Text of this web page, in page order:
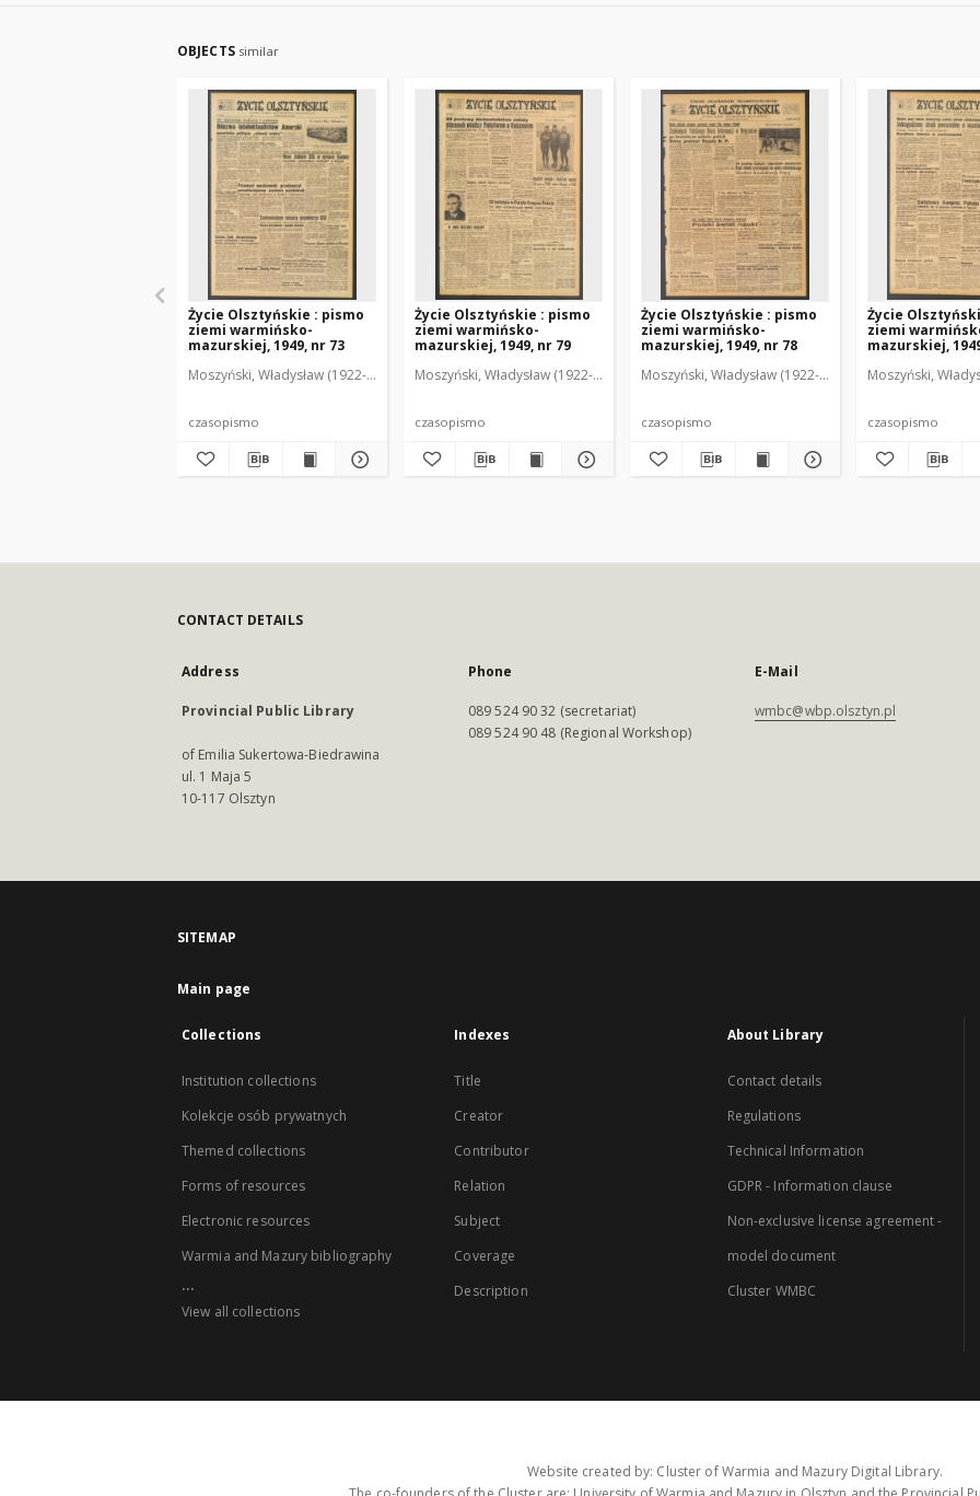
OBJECTS similar
Życie Olsztyńskie : pismo
ziemi warmińsko-
mazurskiej, 1949, nr 73
Moszyński, Władysław (1922-2001). Red. Mroczkowski, Włodzimierz (1902-1971). Red. Osiecki, Andrzej. Red.
czasopismo
Życie Olsztyńskie : pismo
ziemi warmińsko-
mazurskiej, 1949, nr 79
Moszyński, Władysław (1922-2001). Red. Mroczkowski, Włodzimierz (1902-1971). Red.
czasopismo
Życie Olsztyńskie : pismo
ziemi warmińsko-
mazurskiej, 1949, nr 78
Moszyński, Władysław (1922-2001). Red. Mroczkowski,
czasopismo
Życie
ziemi
mazurskiej,
Moszyński,
czasopismo
CONTACT DETAILS
Address
Provincial Public Library
of Emilia Sukertowa-Biedrawina
ul. 1 Maja 5
10-117 Olsztyn
Phone
089 524 90 32 (secretariat)
089 524 90 48 (Regional Workshop)
E-Mail
wmbc@wbp.olsztyn.pl
SITEMAP
Main page
Collections
Institution collections
Kolekcje osób prywatnych
Themed collections
Forms of resources
Electronic resources
Warmia and Mazury bibliography
...
View all collections
Indexes
Title
Creator
Contributor
Relation
Subject
Coverage
Description
About Library
Contact details
Regulations
Technical Information
GDPR - Information clause
Non-exclusive license agreement -
model document
Cluster WMBC
Website created by: Cluster of Warmia and Mazury Digital Library.